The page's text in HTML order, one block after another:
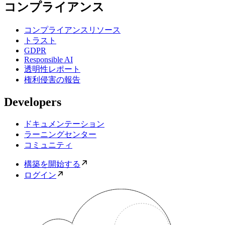
コンプライアンス
コンプライアンスリソース
トラスト
GDPR
Responsible AI
透明性レポート
権利侵害の報告
Developers
ドキュメンテーション
ラーニングセンター
コミュニティ
構築を開始する
ログイン